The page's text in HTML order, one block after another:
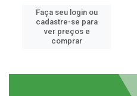
Faça seu login ou
cadastre-se para
ver preços e
comprar